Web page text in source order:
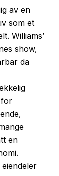
av en
som et
Williams’
show,
da
for
en